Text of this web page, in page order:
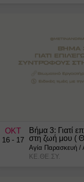
ΟΚΤ
16 - 17
Βήμα 3: Γιατί
στη ζωή μου (
Αγία Παρασκευή /
ΚΕ.ΘΕ.ΣΥ.